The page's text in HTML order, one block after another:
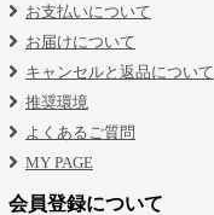
お支払いについて
お届けについて
キャンセルと返品について
推奨環境
よくあるご質問
MY PAGE
会員登録について